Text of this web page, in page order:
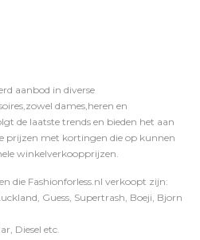
aanbod in diverse
dames,heren en
de laatste trends en bieden het aan
prijzen met kortingen die op kunnen
winkelverkoopprijzen.
die Fashionforless.nl verkoopt zijn:
Guess, Supertrash, Boeji, Bjorn
Diesel etc.